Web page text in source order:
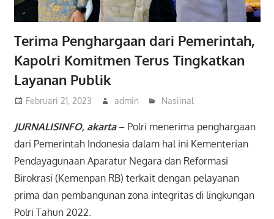
Terima Penghargaan dari Pemerintah,
Kapolri Komitmen Terus Tingkatkan
Layanan Publik
Februari 21, 2023 admin Nasiinal
JURNALISINFO, akarta– Polri menerima penghargaan
dari Pemerintah Indonesia dalam hal ini Kementerian
Pendayagunaan Aparatur Negara dan Reformasi
Birokrasi (Kemenpan RB) terkait dengan pelayanan
prima dan pembangunan zona integritas di lingkungan
Polri Tahun 2022.